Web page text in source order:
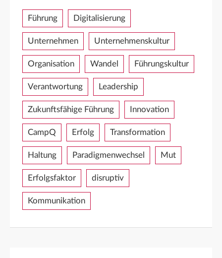
Führung Digitalisierung
Unternehmen Unternehmenskultur
Organisation Wandel Führungskultur
Verantwortung Leadership
Zukunftsfähige Führung Innovation
CampQ Erfolg Transformation
Haltung Paradigmenwechsel Mut
Erfolgsfaktor disruptiv
Kommunikation